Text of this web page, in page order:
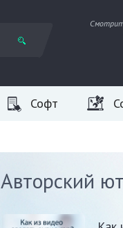
Софт
Авторский